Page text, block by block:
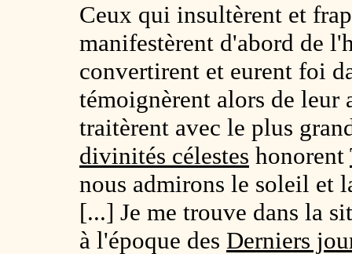
Ceux qui insultèrent et
manifestèrent d'abord de
convertirent et eurent foi
témoignèrent alors de
traitèrent avec le plus
divinités célestes honorent
nous admirons le soleil et
[...] Je me trouve dans la
à l'époque des Derniers